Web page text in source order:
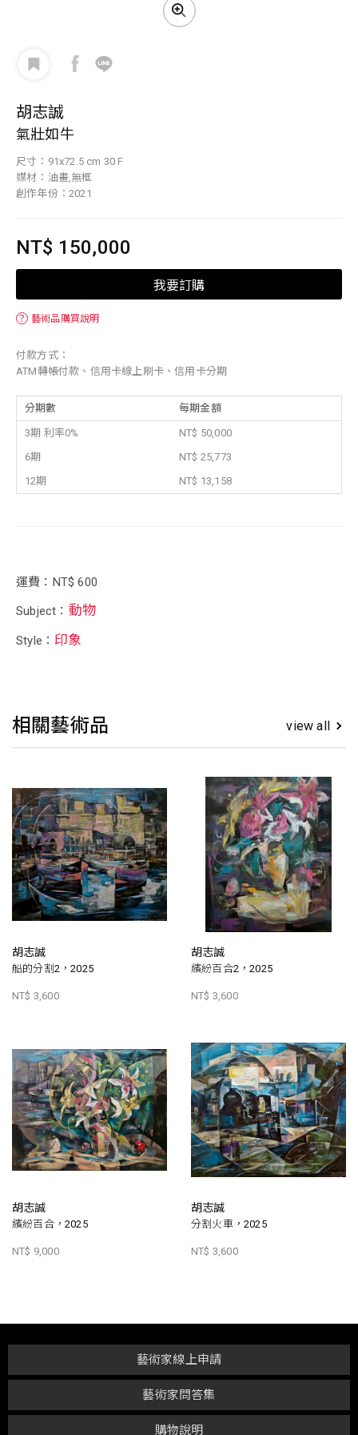
胡志誠
氣壯如牛
尺寸：91x72.5 cm 30 F
媒材：油畫,無框
創作年份：2021
NT$ 150,000
我要訂購
？ 藝術品購買說明
付款方式：
ATM轉帳付款、信用卡線上刷卡、信用卡分期
分期數 每期金額
3期 利率0%
NT$ 50,000
6期
NT$ 25,773
12期
NT$ 13,158
運費：NT$ 600
Subject： 動物
Style： 印象
相關藝術品 view all
胡志誠
船的分割2，2025
NT$ 3,600
胡志誠
繽紛百合2，2025
NT$ 3,600
胡志誠
繽紛百合，2025
NT$ 9,000
胡志誠
分割火車，2025
NT$ 3,600
購物說明
藝術家問答集
藝術家線上申請